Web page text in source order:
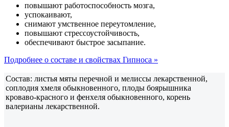
повышают работоспособность мозга,
успокаивают,
снимают умственное переутомление,
повышают стрессоустойчивость,
обеспечивают быстрое засыпание.
Подробнее о составе и свойствах Гипноса »
Состав: листья мяты перечной и мелиссы лекарственной,
соплодия хмеля обыкновенного, плоды боярышника
кроваво-красного и фенхеля обыкновенного, корень
валерианы лекарственной.